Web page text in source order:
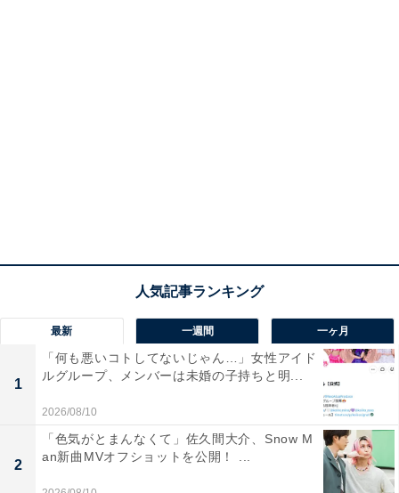
最新 一週間 一ヶ月
1
「何も悪いコトしてないじゃん…」女性アイド
ルグループ、メンバーは未婚の子持ちと明...
2026/08/10
2
「色気がとまんなくて」佐久間大介、Snow M
an新曲MVオフショットを公開！ ...